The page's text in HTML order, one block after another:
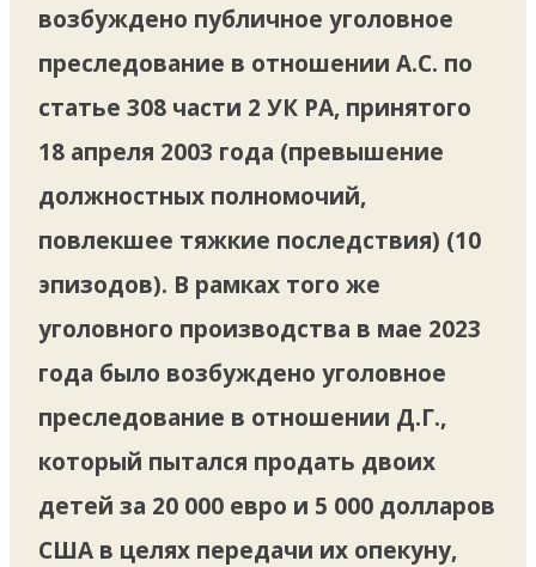
возбуждено публичное уголовное
преследование в отношении А.С. по
статье 308 части 2 УК РА, принятого
18 апреля 2003 года (превышение
должностных полномочий,
повлекшее тяжкие последствия) (10
эпизодов). В рамках того же
уголовного производства в мае 2023
года было возбуждено уголовное
преследование в отношении Д.Г.,
который пытался продать двоих
детей за 20 000 евро и 5 000 долларов
США в целях передачи их опекуну,